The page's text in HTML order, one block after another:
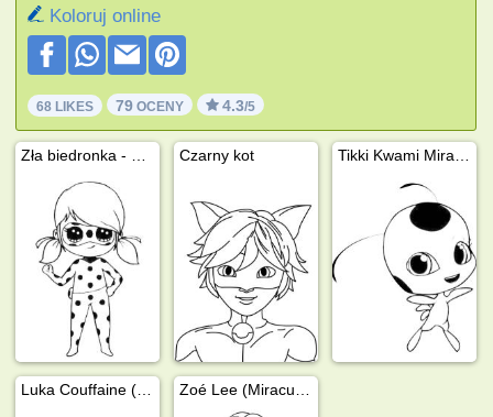
Koloruj online
68 LIKES 79 OCENY 4.3/5
Czarny kot